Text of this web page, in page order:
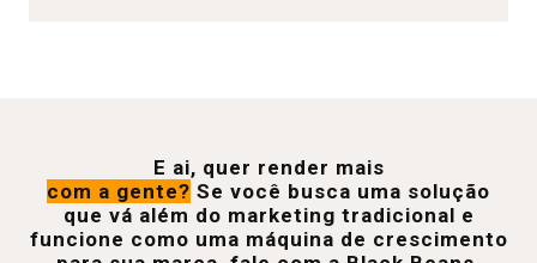
E ai, quer render mais
com a gente? Se você busca uma solução
que vá além do marketing tradicional e
funcione como uma máquina de crescimento